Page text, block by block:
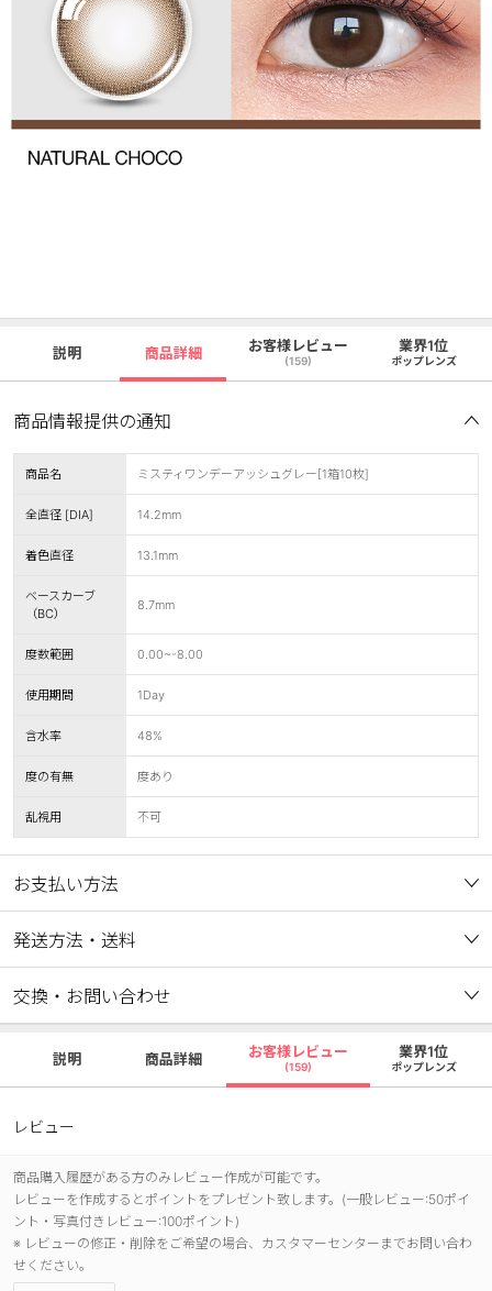
説明 商品詳細 お客様レビュー
(159)
業界1位
ポップレンズ
商品情報提供の通知
商品名 ミスティワンデーアッシュグレー[1箱10枚]
全直径 [DIA] 14.2mm
着色直径 13.1mm
ベースカーブ
（BC）
8.7mm
度数範囲 0.00~-8.00
使用期間 1Day
含水率 48%
度の有無 度あり
乱視用 不可
お支払い方法
発送方法・送料
交換・お問い合わせ
説明 商品詳細 お客様レビュー
(159)
業界1位
ポップレンズ
レビュー
商品購入履歴がある方のみレビュー作成が可能です。
レビューを作成するとポイントをプレゼント致します。(一般レビュー:50ポイ
ント・写真付きレビュー:100ポイント)
※ レビューの修正・削除をご希望の場合、カスタマーセンターまでお問い合わ
せください。